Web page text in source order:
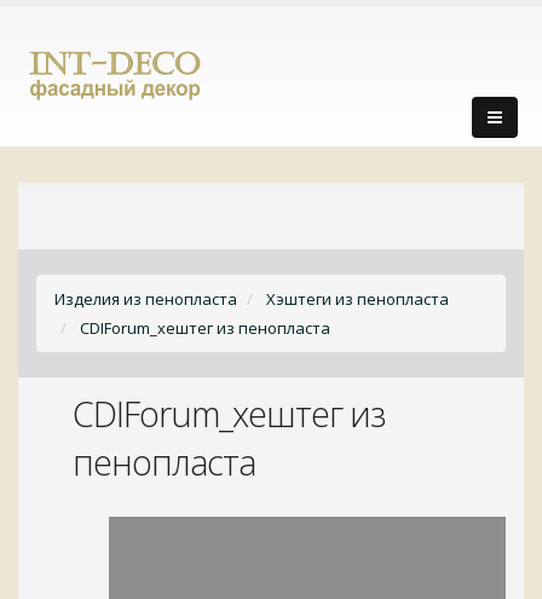
Изделия из пенопласта
Хэштеги из пенопласта
CDIForum_хештег из пенопласта
CDIForum_хештег из
пенопласта